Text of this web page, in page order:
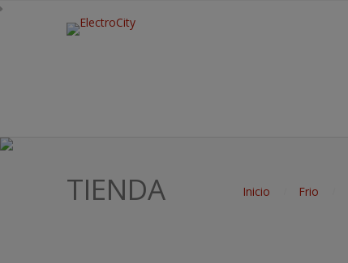
TIENDA Inicio Frio